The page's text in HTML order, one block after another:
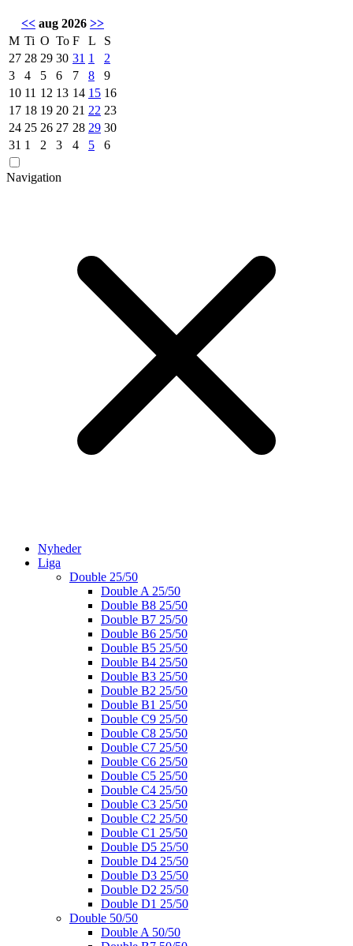
<< aug 2026 >>
M Ti O To F L
S
27 28 29 30 31 1
2
3
4 5 6 7 8
9
10 11 12 13 14 15 16
17 18 19 20 21 22 23
24 25 26 27 28 29 30
31 1 2 3 4 5 6
Navigation
Nyheder
Liga
Double 25/50
Double A 25/50
Double B8 25/50
Double B7 25/50
Double B6 25/50
Double B5 25/50
Double B4 25/50
Double B3 25/50
Double B2 25/50
Double B1 25/50
Double C9 25/50
Double C8 25/50
Double C7 25/50
Double C6 25/50
Double C5 25/50
Double C4 25/50
Double C3 25/50
Double C2 25/50
Double C1 25/50
Double D5 25/50
Double D4 25/50
Double D3 25/50
Double D2 25/50
Double D1 25/50
Double 50/50
Double A 50/50